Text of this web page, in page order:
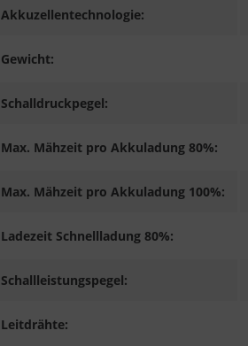
Akkuzellentechnologie:
Gewicht:
Schalldruckpegel:
Max. Mähzeit pro Akkuladung 80%:
Max. Mähzeit pro Akkuladung 100%:
Ladezeit Schnellladung 80%:
Schallleistungspegel:
Leitdrähte: